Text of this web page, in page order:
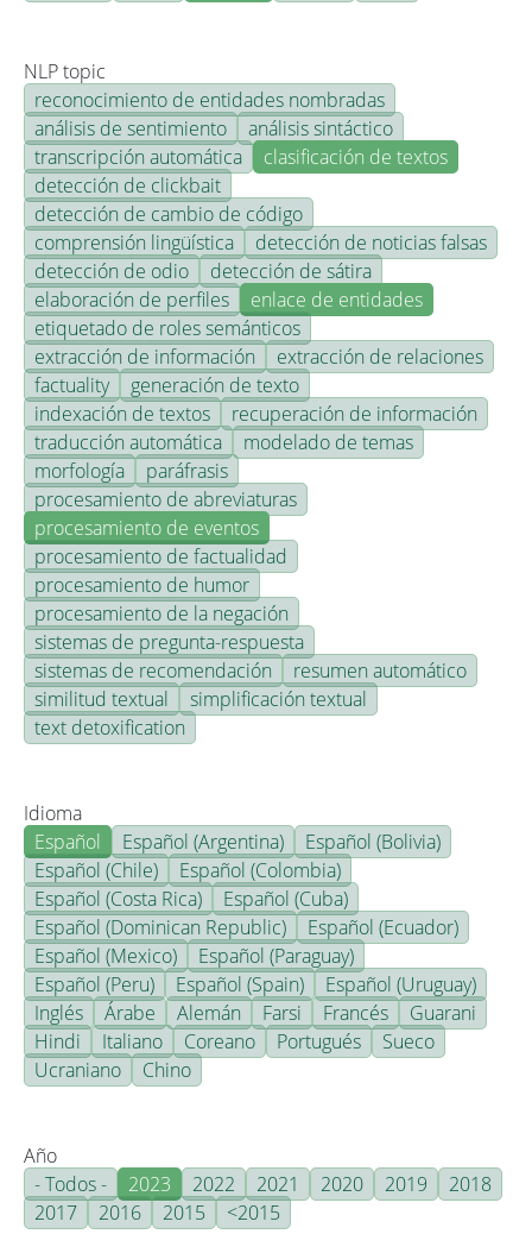
NLP topic
reconocimiento de entidades nombradas
análisis de sentimiento
análisis sintáctico
transcripción automática
clasificación de textos
detección de clickbait
detección de cambio de código
comprensión lingüística
detección de noticias falsas
detección de odio
detección de sátira
elaboración de perfiles
enlace de entidades
etiquetado de roles semánticos
extracción de información
extracción de relaciones
factuality
generación de texto
indexación de textos
recuperación de información
traducción automática
modelado de temas
morfología
paráfrasis
procesamiento de abreviaturas
procesamiento de eventos
procesamiento de factualidad
procesamiento de humor
procesamiento de la negación
sistemas de pregunta-respuesta
sistemas de recomendación
resumen automático
similitud textual
simplificación textual
text detoxification
Idioma
Español
Español (Argentina)
Español (Bolivia)
Español (Chile)
Español (Colombia)
Español (Costa Rica)
Español (Cuba)
Español (Dominican Republic)
Español (Ecuador)
Español (Mexico)
Español (Paraguay)
Español (Peru)
Español (Spain)
Español (Uruguay)
Inglés
Árabe Alemán Farsi Francés
Guarani
Hindi
Italiano Coreano Portugués
Sueco
Ucraniano
Chino
Año
- Todos -
2023 2022 2021 2020 2019
2018
2017
2016 2015 <2015